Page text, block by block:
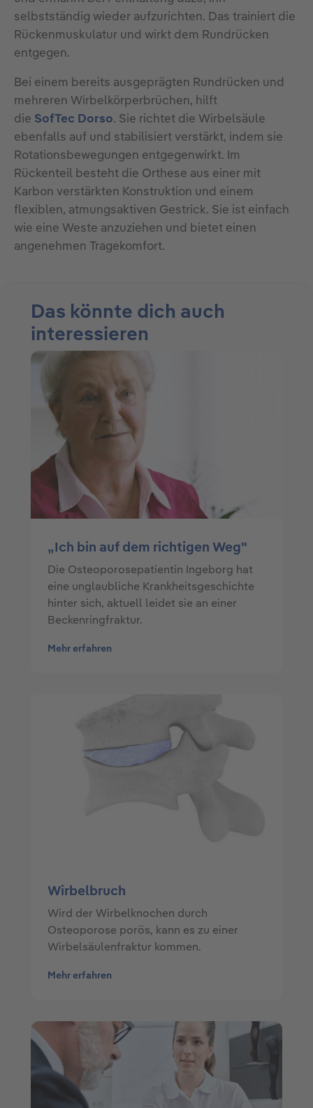
selbstständig wieder aufzurichten. Das trainiert die
Rückenmuskulatur und wirkt dem Rundrücken
entgegen.
Bei einem bereits ausgeprägten Rundrücken und
mehreren Wirbelkörperbrüchen, hilft
die SofTec Dorso. Sie richtet die Wirbelsäule
ebenfalls auf und stabilisiert verstärkt, indem sie
Rotationsbewegungen entgegenwirkt. Im
Rückenteil besteht die Orthese aus einer mit
Karbon verstärkten Konstruktion und einem
flexiblen, atmungsaktiven Gestrick. Sie ist einfach
wie eine Weste anzuziehen und bietet einen
angenehmen Tragekomfort.
Das könnte dich auch
interessieren
„Ich bin auf dem richtigen Weg"
Die Osteoporosepatientin Ingeborg hat
eine unglaubliche Krankheitsgeschichte
hinter sich, aktuell leidet sie an einer
Beckenringfraktur.
Mehr erfahren
Wirbelbruch
Wird der Wirbelknochen durch
Osteoporose porös, kann es zu einer
Wirbelsäulenfraktur kommen.
Mehr erfahren